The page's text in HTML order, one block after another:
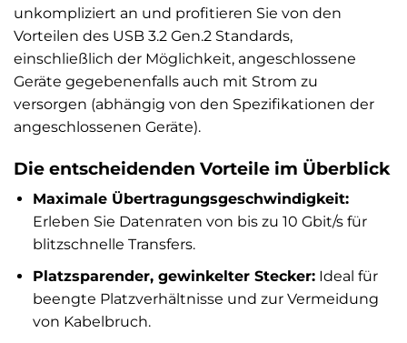
unkompliziert an und profitieren Sie von den
Vorteilen des USB 3.2 Gen.2 Standards,
einschließlich der Möglichkeit, angeschlossene
Geräte gegebenenfalls auch mit Strom zu
versorgen (abhängig von den Spezifikationen der
angeschlossenen Geräte).
Die entscheidenden Vorteile im Überblick
Maximale Übertragungsgeschwindigkeit:
Erleben Sie Datenraten von bis zu 10 Gbit/s für
blitzschnelle Transfers.
Platzsparender, gewinkelter Stecker:Ideal für
beengte Platzverhältnisse und zur Vermeidung
von Kabelbruch.